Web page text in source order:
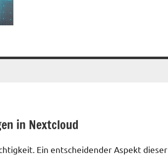
in Nextcloud
Ein entscheidender Aspekt dieser